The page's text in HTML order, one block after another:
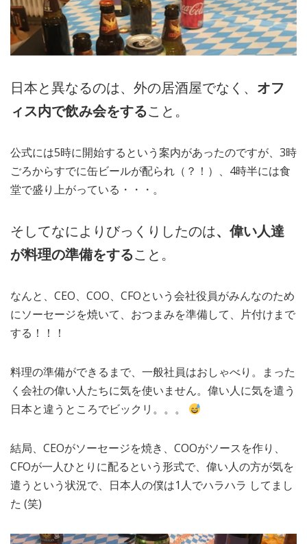
日本と異なるのは、外の居酒屋でなく、 オフ
ィス内で飲み会をすること。
公式には5時に開始するという案内があったのですが、3時
ごろからすでに缶ビールが配られ（？！）、4時半には食
堂で盛り上がっている・・・。
そしてなによりびっくりしたのは、偉い人達
が料理の準備をすること。
なんと、CEO、COO、CFOという会社役員がみんなのため
にソーセージを焼いて、おつまみを準備して、片付けまで
する！！！
料理の準備ができるまで、一般社員はおしゃべり。まった
く会社の偉い人たちに気を使いません。偉い人に気を遣う
日本と違うところでビックリ。。。
結局、CEOがソーセージを焼き、COOがソースを作り、
CFOが一人ひとりに配るという形式で、偉い人の方が気を
遣うという状況で、日本人の僕は1人でハラハラ してまし
た (笑)